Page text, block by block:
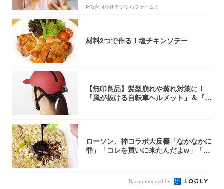
PR(合同会社デジタルファーム )
材料2つで作る！塩チキンソテー
【無印良品】髪型崩れや蒸れ対策に！
『風が抜ける自転車ヘルメット』＆『2
ローソン、神コラボ大反響「なかなかに
罪」「コレを買いに来たんだよw」「３
Recommended by